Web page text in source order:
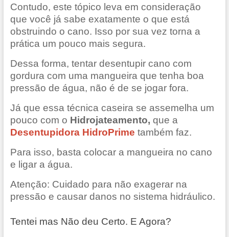
Contudo, este tópico leva em consideração
que você já sabe exatamente o que está
obstruindo o cano. Isso por sua vez torna a
prática um pouco mais segura.
Dessa forma, tentar desentupir cano com
gordura com uma mangueira que tenha boa
pressão de água, não é de se jogar fora.
Já que essa técnica caseira se assemelha um
pouco com o Hidrojateamento, que a
Desentupidora HidroPrime também faz.
Para isso, basta colocar a mangueira no cano
e ligar a água.
Atenção: Cuidado para não exagerar na
pressão e causar danos no sistema hidráulico.
Tentei mas Não deu Certo. E Agora?